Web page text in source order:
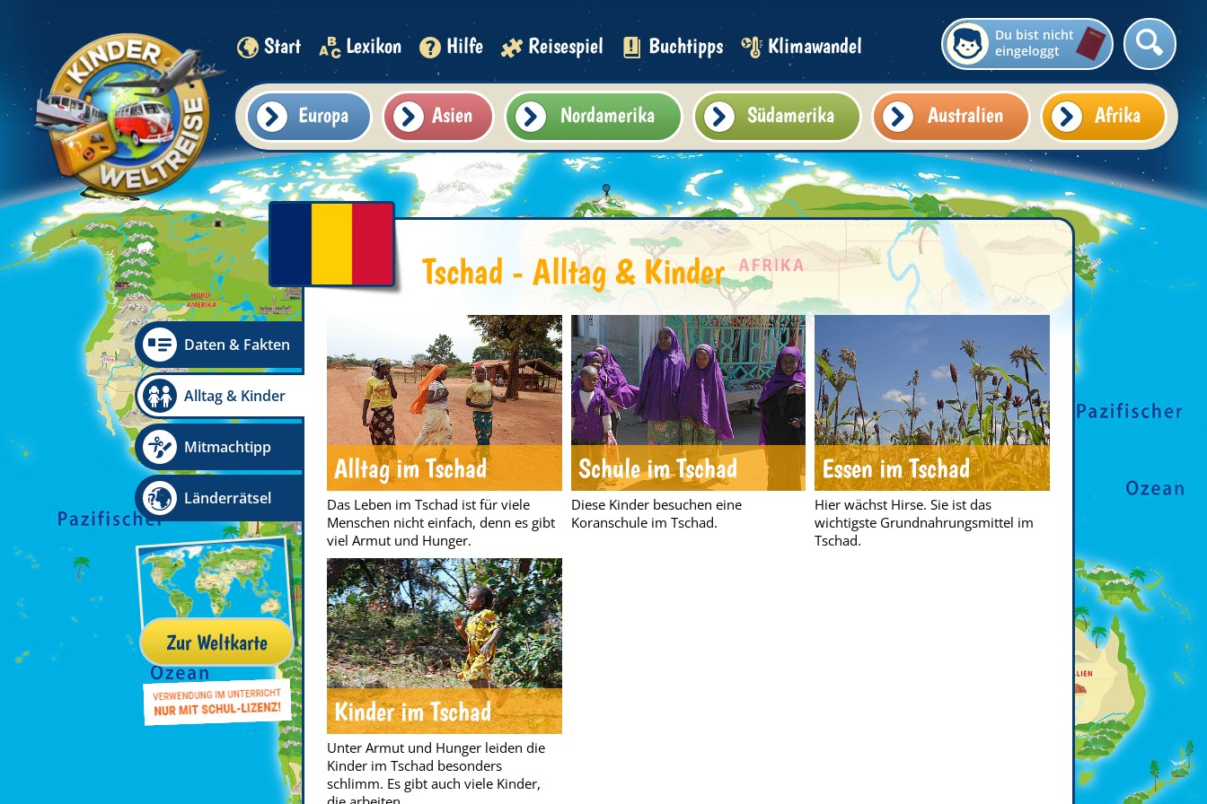
Start Lexikon Hilfe Reisespiel Buchtipps Klimawandel
Du bist nicht
eingeloggt
Europa Asien Nordamerika Südamerika Australien Afrika
Daten & Fakten
Alltag & Kinder
Mitmachtipp
Länderrätsel
Zur Weltkarte
Tschad - Alltag & Kinder
Alltag im Tschad
Das Leben im Tschad ist für viele
Menschen nicht einfach, denn es gibt
viel Armut und Hunger.
Schule im Tschad
Diese Kinder besuchen eine
Koranschule im Tschad.
Essen im Tschad
Hier wächst Hirse. Sie ist das
wichtigste Grundnahrungsmittel im
Tschad.
Kinder im Tschad
Unter Armut und Hunger leiden die
Kinder im Tschad besonders
schlimm. Es gibt auch viele Kinder,